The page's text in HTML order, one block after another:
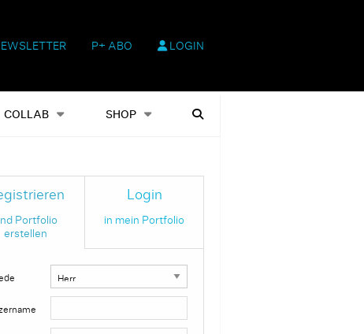
P+ ABO LOGIN
COLLAB SHOP
Shop Heftausgaben Suchen
Portfolio
erstellen
Login
in mein Portfolio